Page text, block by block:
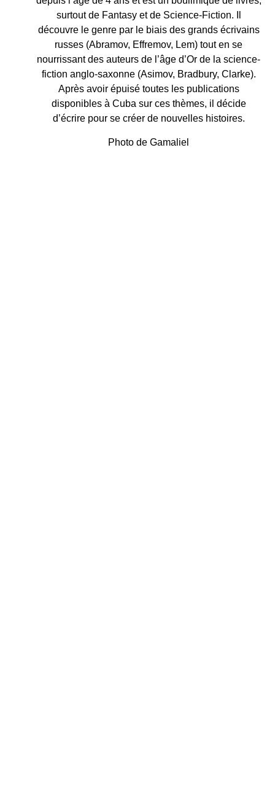
surtout de Fantasy et de Science-Fiction. Il
découvre le genre par le biais des grands écrivains
russes (Abramov, Effremov, Lem) tout en se
nourrissant des auteurs de l’âge d’Or de la science-
fiction anglo-saxonne (Asimov, Bradbury, Clarke).
Après avoir épuisé toutes les publications
disponibles à Cuba sur ces thèmes, il décide
d’écrire pour se créer de nouvelles histoires.
Photo de Gamaliel